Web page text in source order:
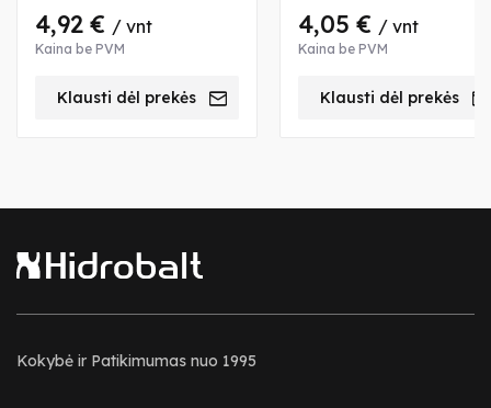
12 mm, su veržle ir įvore
4,92 € / vnt
Kaina be PVM
Klausti dėl prekės
mm, su 2 veržlėmis ir
įvorėmis
4,05 € / vnt
Kaina be PVM
Klausti dėl prekės
Kokybė ir Patikimumas nuo 1995